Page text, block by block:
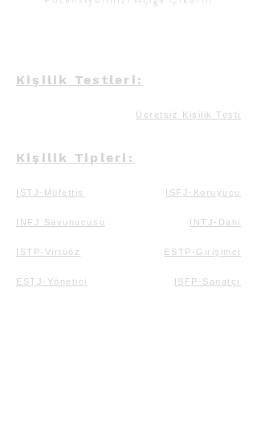
Kişilik Testleri:
Ücretsiz Kişilik Testi
Kişilik Tipleri:
ISTJ-Müfettiş
INFJ Savunucusu
ISTP-Virtüöz
ESTJ-Yönetici
ISFJ-Koruyucu
INTJ-Dahi
ESTP-Girişimci
ISFP-Sanatçı